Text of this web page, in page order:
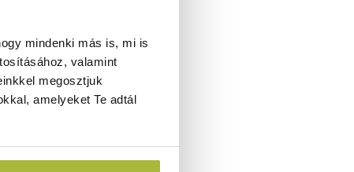
mindenki más is, mi is
valamint
megosztjuk
amelyeket Te adtál